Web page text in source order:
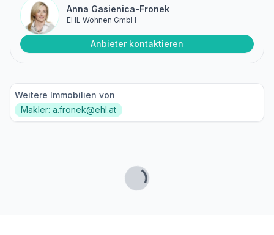
Anna Gasienica-Fronek
EHL Wohnen GmbH
Anbieter kontaktieren
Weitere Immobilien von
Makler: a.fronek@ehl.at